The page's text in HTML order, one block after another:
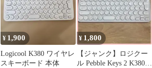
¥ 1,900
Logicool K380 ワイヤレ
スキーボード 本体
¥ 1,800
【ジャンク】ロジクー
ル Pebble Keys 2 K380S